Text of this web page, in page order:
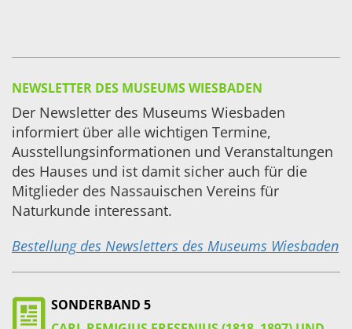
NEWSLETTER DES MUSEUMS WIESBADEN
Der Newsletter des Museums Wiesbaden
informiert über alle wichtigen Termine,
Ausstellungsinformationen und Veranstaltungen
des Hauses und ist damit sicher auch für die
Mitglieder des Nassauischen Vereins für
Naturkunde interessant.
Bestellung des Newsletters des Museums Wiesbaden
SONDERBAND 5